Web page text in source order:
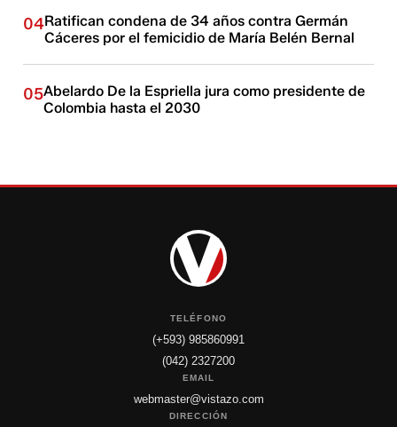
04Ratifican condena de 34 años contra Germán
Cáceres por el femicidio de María Belén Bernal
05Abelardo De la Espriella jura como presidente de
Colombia hasta el 2030
TELÉFONO
(+593) 985860991
(042) 2327200
EMAIL
webmaster@vistazo.com
DIRECCIÓN